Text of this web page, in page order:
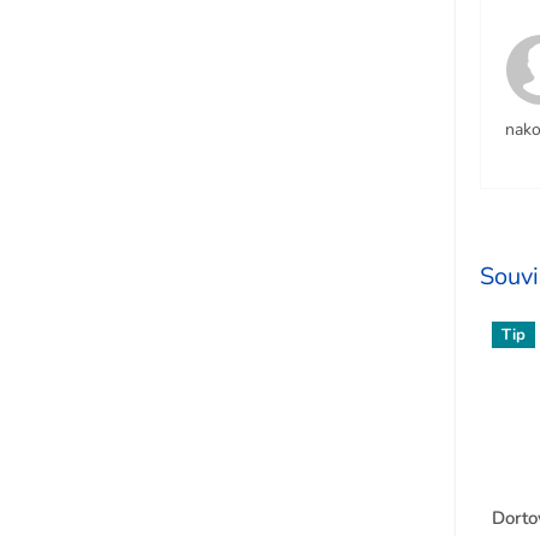
Tip